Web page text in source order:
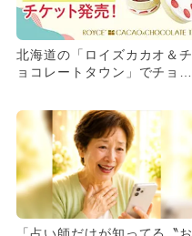
北海道の「ロイズカカオ＆チ
ョコレートタウン」でチョコ
催！